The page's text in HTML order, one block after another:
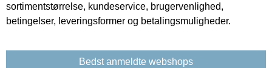
sortimentstørrelse, kundeservice, brugervenlighed,
betingelser, leveringsformer og betalingsmuligheder.
Bedst anmeldte webshops